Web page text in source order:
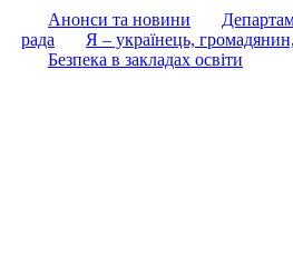
Анонси та новини
рада
Я – українець,
Безпека в закладах освіти